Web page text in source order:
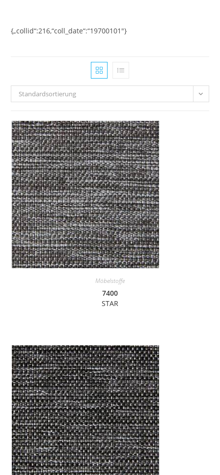
springen
{„collid“:216,“coll_date“:“19700101″}
Standardsortierung
Möbelstoffe
7400
STAR